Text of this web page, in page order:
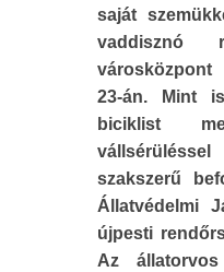
saját
23-án. Mint
biciklist
szakszerű
Állatvédelmi
újpesti
Az